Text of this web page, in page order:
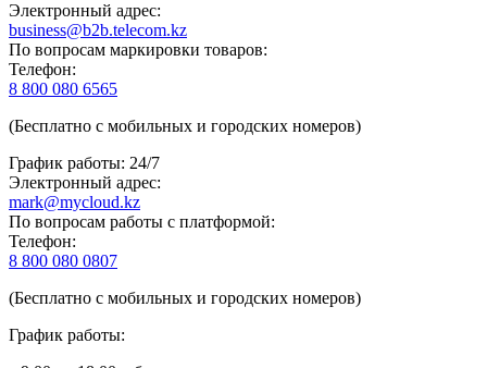
Электронный адрес:
business@b2b.telecom.kz
По вопросам маркировки товаров:
Телефон:
8 800 080 6565
(Бесплатно с мобильных и городских номеров)
График работы: 24/7
Электронный адрес:
mark@mycloud.kz
По вопросам работы с платформой:
Телефон:
8 800 080 0807
(Бесплатно с мобильных и городских номеров)
График работы: